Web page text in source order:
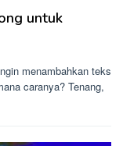
untuk
menambahkan teks
caranya? Tenang,